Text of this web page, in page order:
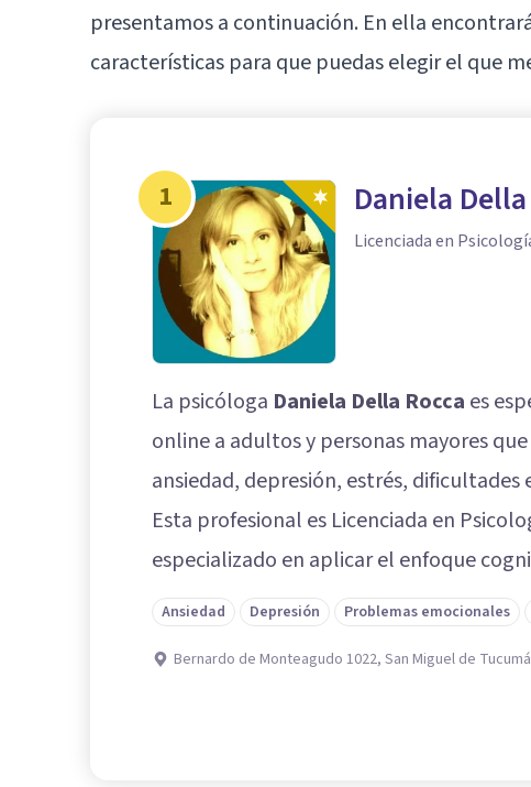
presentamos a continuación. En ella
características para que puedas elegir el que
1 Daniela
Licenciada en
La psicóloga Daniela Della Rocca es
online a adultos y personas mayores
ansiedad, depresión, estrés,
Esta profesional es Licenciada en
especializado en aplicar el enfoque
Ansiedad Depresión Problemas emocionales
Bernardo de Monteagudo 1022, San Miguel de